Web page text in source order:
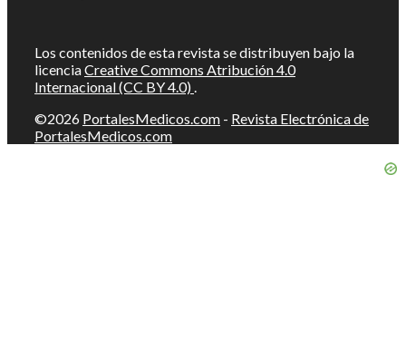
Los contenidos de esta revista se distribuyen bajo la
licenciaCreative Commons Atribución 4.0
Internacional (CC BY 4.0) .
©2026 PortalesMedicos.com - Revista Electrónica de
PortalesMedicos.com